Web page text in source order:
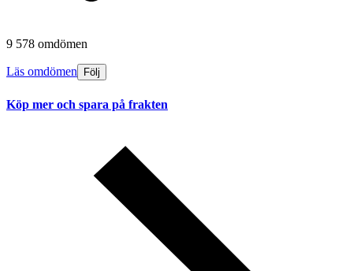
9 578 omdömen
Läs omdömen Följ
Köp mer och spara på frakten